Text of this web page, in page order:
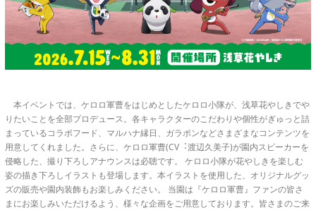
本イベントでは、ケロロ軍曹をはじめとしたケロロ小隊が、浅草花やしきでや
りたいことを全部プロデュース。各キャラクターのこだわりや個性がぎゅっと詰
まっているコラボフード、マルハナ縁日、ガラポンなどさまざまなコンテンツを
用意してくれました。さらに、ケロロ軍曹(CV︓渡辺久美子)が園内スピーカーを
侵略した、撮り下ろしアナウンスは必聴です。 ケロロ小隊が花やしきを楽しむ
姿の描き下ろしイラストも登場します。本イラストを使用した、オリジナルグッ
ズの販売や園内装飾もお楽しみください。 当園は『ケロロ軍曹』ファンの皆さ
まにお楽しみいただけるよう、様々な企画をご用意しております。皆さまのご来